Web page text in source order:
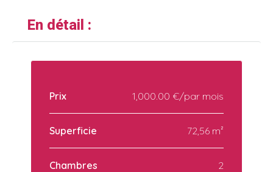
En détail :
Prix 1,000.00 €/par mois
Superficie 72,56 m²
Chambres 2